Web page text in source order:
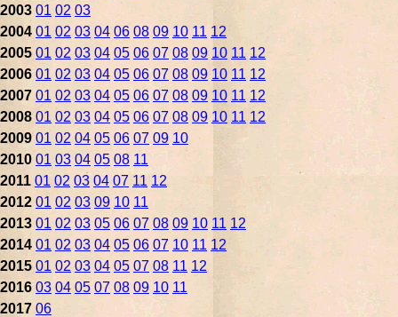
2003 01 02 03
2004 01 02 03 04 06 08 09 10 11 12
2005 01 02 03 04 05 06 07 08 09 10 11 12
2006 01 02 03 04 05 06 07 08 09 10 11 12
2007 01 02 03 04 05 06 07 08 09 10 11 12
2008 01 02 03 04 05 06 07 08 09 10 11 12
2009 01 02 04 05 06 07 09 10
2010 01 03 04 05 08 11
2011 01 02 03 04 07 11 12
2012 01 02 03 09 10 11
2013 01 02 03 05 06 07 08 09 10 11 12
2014 01 02 03 04 05 06 07 10 11 12
2015 01 02 03 04 05 07 08 11 12
2016 03 04 05 07 08 09 10 11
2017 06